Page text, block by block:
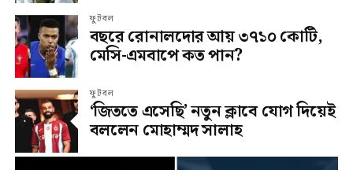
ফুটবল
বছরে রোনালদোর আয় ৩৭১০ কোটি,
মেসি-এমবাপে কত পান?
ফুটবল
‘জিততে এসেছি’ নতুন ক্লাবে যোগ দিয়েই
বললেন মোহাম্মদ সালাহ